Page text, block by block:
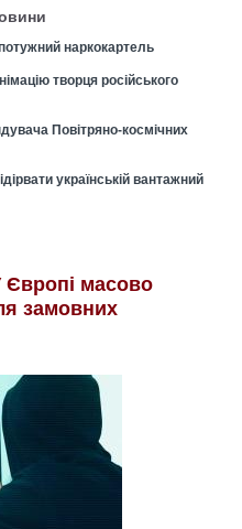
наркокартель
творця російського
Повітряно-космічних
українській вантажний
Європі масово
замовних